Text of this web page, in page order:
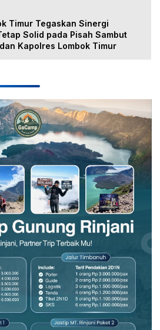
Timur Tegaskan Sinergi
Solid pada Pisah Sambut
Kapolres Lombok Timur